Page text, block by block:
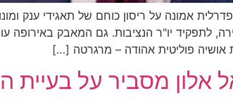
אמונה על ריסון כוחם של תאגידי ענק
לתפקיד יו"ר הנציבות. גם המאבק באירופה
פוליטית אהודה – מרגרטה […]
אלון מסביר על בעיית